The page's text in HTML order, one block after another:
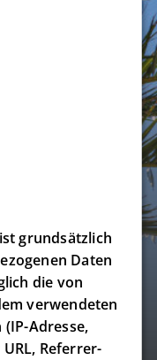
grundsätzlich
Daten
die von
verwendeten
Adresse,
Referrer-